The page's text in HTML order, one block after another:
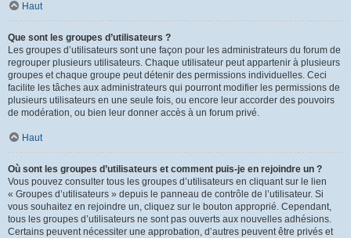
Haut
Que sont les groupes d’utilisateurs ?
Les groupes d’utilisateurs sont une façon pour les administrateurs du forum de
regrouper plusieurs utilisateurs. Chaque utilisateur peut appartenir à plusieurs
groupes et chaque groupe peut détenir des permissions individuelles. Ceci
facilite les tâches aux administrateurs qui pourront modifier les permissions de
plusieurs utilisateurs en une seule fois, ou encore leur accorder des pouvoirs
de modération, ou bien leur donner accès à un forum privé.
Haut
Où sont les groupes d’utilisateurs et comment puis-je en rejoindre un ?
Vous pouvez consulter tous les groupes d’utilisateurs en cliquant sur le lien
« Groupes d’utilisateurs » depuis le panneau de contrôle de l’utilisateur. Si
vous souhaitez en rejoindre un, cliquez sur le bouton approprié. Cependant,
tous les groupes d’utilisateurs ne sont pas ouverts aux nouvelles adhésions.
Certains peuvent nécessiter une approbation, d’autres peuvent être privés et